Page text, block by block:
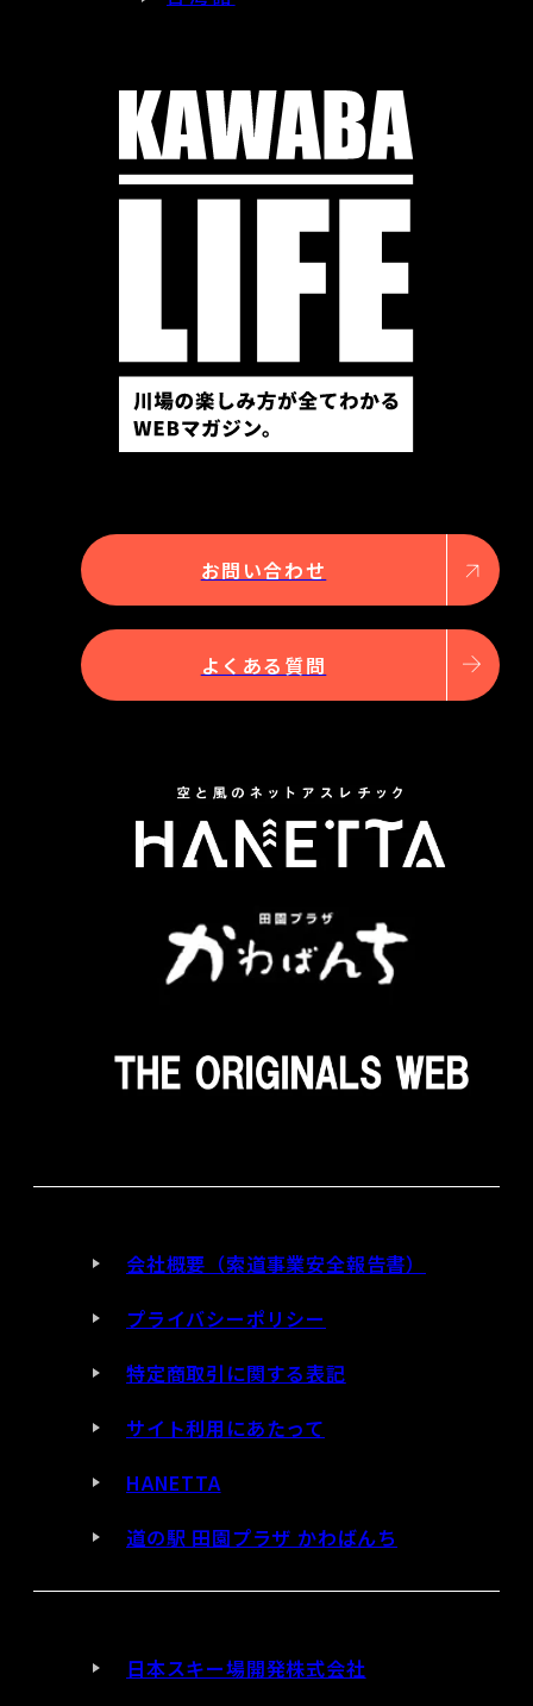
お問い合わせ
よくある質問
会社概要（索道事業安全報告書）
プライバシーポリシー
特定商取引に関する表記
サイト利用にあたって
HANETTA
道の駅 田園プラザ かわばんち
日本スキー場開発株式会社